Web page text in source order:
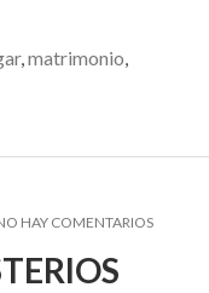
,matrimonio,
HAY COMENTARIOSEN